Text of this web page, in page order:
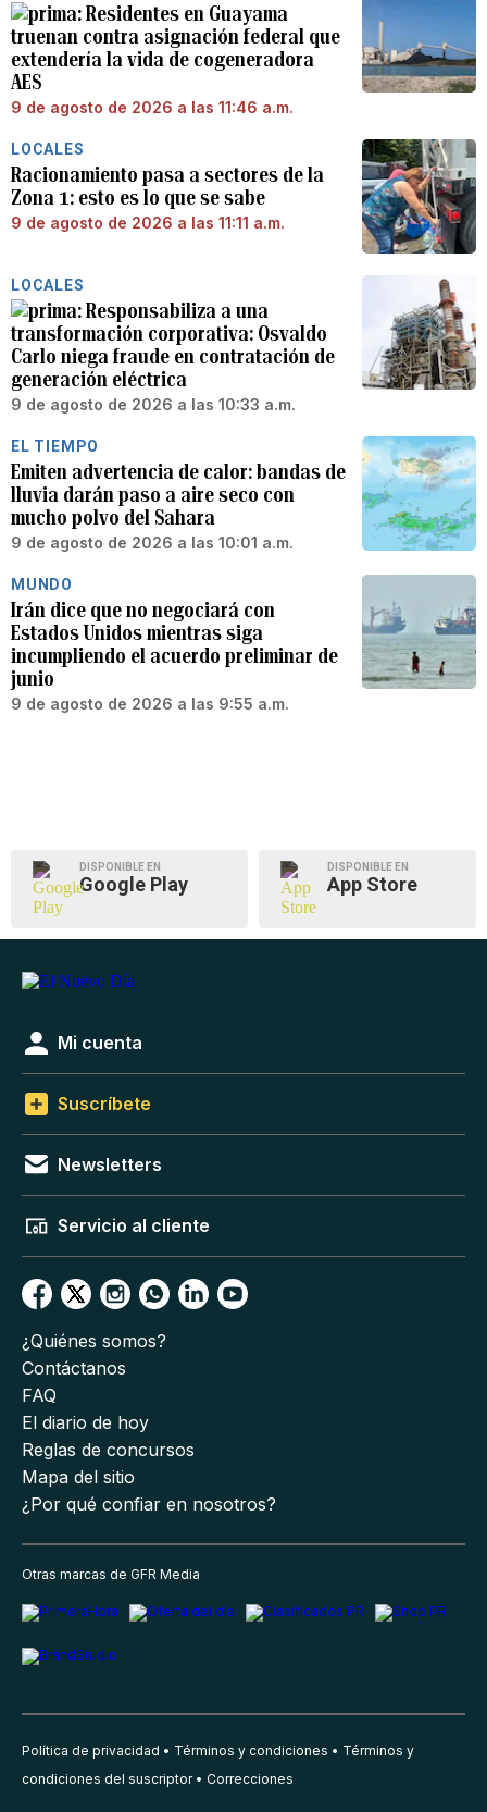
Residentes en Guayama
truenan contra asignación federal que
extendería la vida de cogeneradora
AES
9 de agosto de 2026 a las 11:46 a.m.
LOCALES
Racionamiento pasa a sectores de la
Zona 1: esto es lo que se sabe
9 de agosto de 2026 a las 11:11 a.m.
LOCALES
Responsabiliza a una
transformación corporativa: Osvaldo
Carlo niega fraude en contratación de
generación eléctrica
9 de agosto de 2026 a las 10:33 a.m.
EL TIEMPO
Emiten advertencia de calor: bandas de
lluvia darán paso a aire seco con
mucho polvo del Sahara
9 de agosto de 2026 a las 10:01 a.m.
MUNDO
Irán dice que no negociará con
Estados Unidos mientras siga
incumpliendo el acuerdo preliminar de
junio
9 de agosto de 2026 a las 9:55 a.m.
DISPONIBLE EN
Google Play
DISPONIBLE EN
App Store
Mi cuenta
Suscríbete
Newsletters
Servicio al cliente
¿Quiénes somos?
Contáctanos
FAQ
El diario de hoy
Reglas de concursos
Mapa del sitio
¿Por qué confiar en nosotros?
Otras marcas de GFR Media
Política de privacidad Términos y condiciones
Términos y
condiciones del suscriptor
Correcciones